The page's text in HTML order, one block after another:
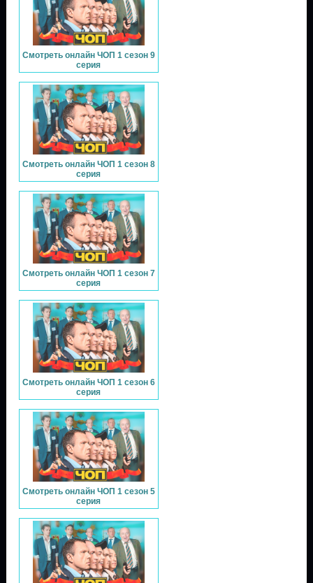
Смотреть онлайн ЧОП 1 сезон 9
серия
Смотреть онлайн ЧОП 1 сезон 8
серия
Смотреть онлайн ЧОП 1 сезон 7
серия
Смотреть онлайн ЧОП 1 сезон 6
серия
Смотреть онлайн ЧОП 1 сезон 5
серия